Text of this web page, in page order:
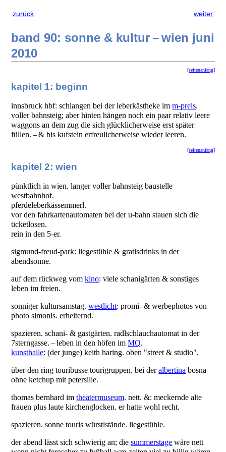
zurück weiter
band 90: sonne & kultur – wien juni
2010
[seitenanfang]
kapitel 1: beginn
innsbruck hbf: schlangen bei der leberkästheke imm-preis.
voller bahnsteig; aber hinten hängen noch ein paar relativ leere
waggons an dem zug die sich glücklicherweise erst später
füllen. – & bis kufstein erfreulicherweise wieder leeren.
[seitenanfang]
kapitel 2: wien
pünktlich in wien. langer voller bahnsteig baustelle
westbahnhof.
pferdeleberkässemmerl.
vor den fahrkartenautomaten bei der u-bahn stauen sich die
ticketlosen.
rein in den 5-er.
sigmund-freud-park: liegestühle & gratisdrinks in der
abendsonne.
auf dem rückweg vomkino: viele schanigärten & sonstiges
leben im freien.
sonniger kultursamstag.westlicht: promi- & werbephotos von
photo simonis. erheiternd.
spazieren. schani- & gastgärten. radlschlauchautomat in der
7sterngasse. – leben in den höfen imMQ.
kunsthalle: (der junge) keith haring. oben "street & studio".
über den ring touribusse tourigruppen. bei deralbertina bosna
ohne ketchup mit petersilie.
thomas bernhard imtheatermuseum. nett. &: meckernde alte
frauen plus laute kirchenglocken. er hatte wohl recht.
spazieren. sonne touris würstlstände. liegestühle.
der abend lässt sich schwierig an; diesummerstage wäre nett